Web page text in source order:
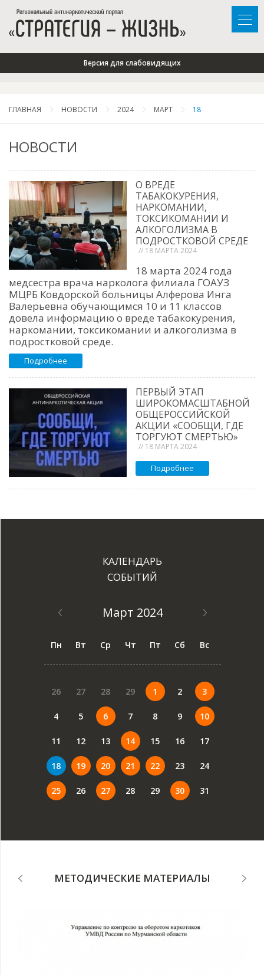
Версия для слабовидящих
ГЛАВНАЯ НОВОСТИ 2024 МАРТ 18
НОВОСТИ
О ВРЕДЕ
ТАБАКОКУРЕНИЯ,
НАРКОМАНИИ,
ТОКСИКОМАНИИ И
АЛКОГОЛИЗМА В
ПОДРОСТКОВОЙ СРЕДЕ
// 18 МАРТА 2024
18 марта 2024 года
медсестра врача нарколога филиала ГОАУЗ
МЦРБ Ковдорской больницы Алферова Инга
Валерьевна обучающимся 10 и 11 классов
довела информацию о вреде табакокурения,
наркомании, токсикомании и алкоголизма в
подростковой среде.
Подробнее
ПЕРВЫЙ ЭТАП
ШИРОКОМАСШТАБНОЙ
ОБЩЕРОССИЙСКОЙ
АКЦИИ «СООБЩИ, ГДЕ
ТОРГУЮТ СМЕРТЬЮ»
// 18 МАРТА 2024
Подробнее
КАЛЕНДАРЬ
СОБЫТИЙ
Март 2024
Пн Вт Ср Чт Пт Сб Вс
26 27 28 29 1 2 3
4 5 6 7 8 9 10
11 12 13 14 15 16 17
18 19 20 21 22 23 24
25 26 27 28 29 30 31
МЕТОДИЧЕСКИЕ МАТЕРИАЛЫ